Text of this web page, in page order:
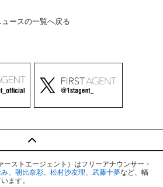
ュースの一覧へ戻る
ーストエージェント）はフリーアナウンサー・
、 朝比奈彩、 松村沙友理、 武藤十夢など、幅
ます。